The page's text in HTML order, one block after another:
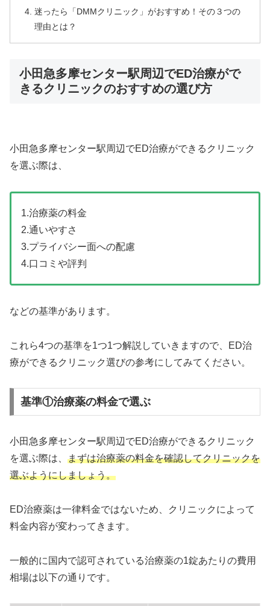
迷ったら「DMMクリニック」がおすすめ！その３つの
理由とは？
小田急多摩センター駅周辺でED治療がで
きるクリニックのおすすめの選び方
小田急多摩センター駅周辺でED治療ができるクリニック
を選ぶ際は、
1.治療薬の料金
2.通いやすさ
3.プライバシー面への配慮
4.口コミや評判
などの基準があります。
これら4つの基準を1つ1つ解説していきますので、ED治
療ができるクリニック選びの参考にしてみてください。
基準①治療薬の料金で選ぶ
小田急多摩センター駅周辺でED治療ができるクリニック
を選ぶ際は、 まずは治療薬の料金を確認してクリニックを
選ぶようにしましょう。
ED治療薬は一律料金ではないため、クリニックによって
料金内容が変わってきます。
一般的に国内で認可されている治療薬の1錠あたりの費用
相場は以下の通りです。